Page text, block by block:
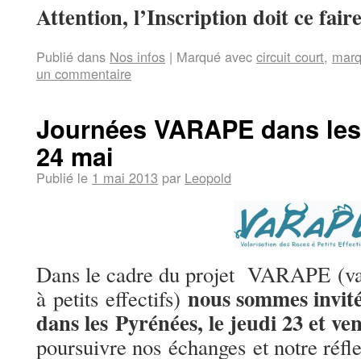
Attention, l’Inscription doit ce
Publié dans Nos infos | Marqué avec circuit court,
un commentaire
Journées VARAPE dans
24 mai
Publié le 1 mai 2013 par Leopold
Dans le cadre du projet VARAPE
à petits effectifs) nous sommes
dans les Pyrénées, le jeudi 23 et
poursuivre nos échanges et notre